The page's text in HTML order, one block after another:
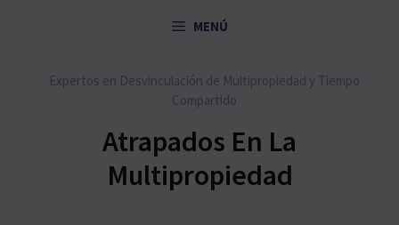
MENÚ
Expertos en Desvinculación de Multipropiedad y Tiempo
Compartido
Atrapados En La
Multipropiedad